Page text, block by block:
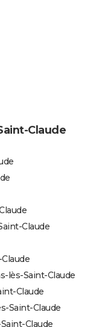
Claude
Claude
lès-Saint-Claude
Claude
Saint-Claude
Claude